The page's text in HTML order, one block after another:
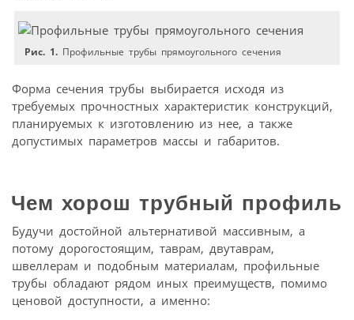
Рис. 1. Профильные трубы прямоугольного сечения
Форма сечения трубы выбирается исходя из
требуемых прочностных характеристик конструкций,
планируемых к изготовлению из нее, а также
допустимых параметров массы и габаритов.
Чем хорош трубный профиль
Будучи достойной альтернативой массивным, а
потому дорогостоящим, таврам, двутаврам,
швеллерам и подобным материалам, профильные
трубы обладают рядом иных преимуществ, помимо
ценовой доступности, а именно: